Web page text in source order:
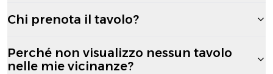
Chi prenota il tavolo?
Perché non visualizzo nessun tavolo
nelle mie vicinanze?